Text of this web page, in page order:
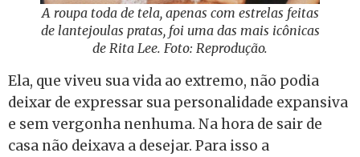
A roupa toda de tela, apenas com estrelas feitas
de lantejoulas pratas, foi uma das mais icônicas
de Rita Lee. Foto: Reprodução.
Ela, que viveu sua vida ao extremo, não podia
deixar de expressar sua personalidade expansiva
e sem vergonha nenhuma. Na hora de sair de
casa não deixava a desejar. Para isso a